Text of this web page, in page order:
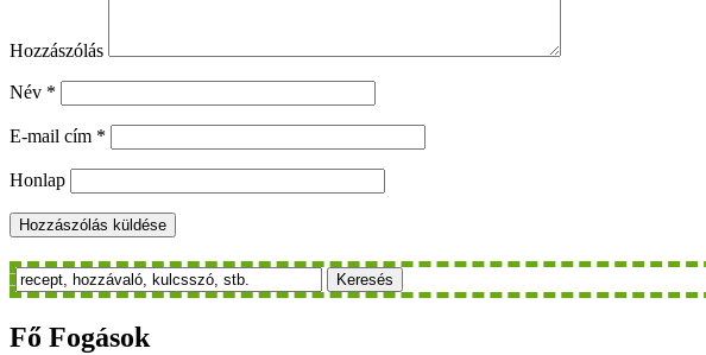
Hozzászólás
Név *
E-mail cím *
Honlap
Keresés
Fő Fogások